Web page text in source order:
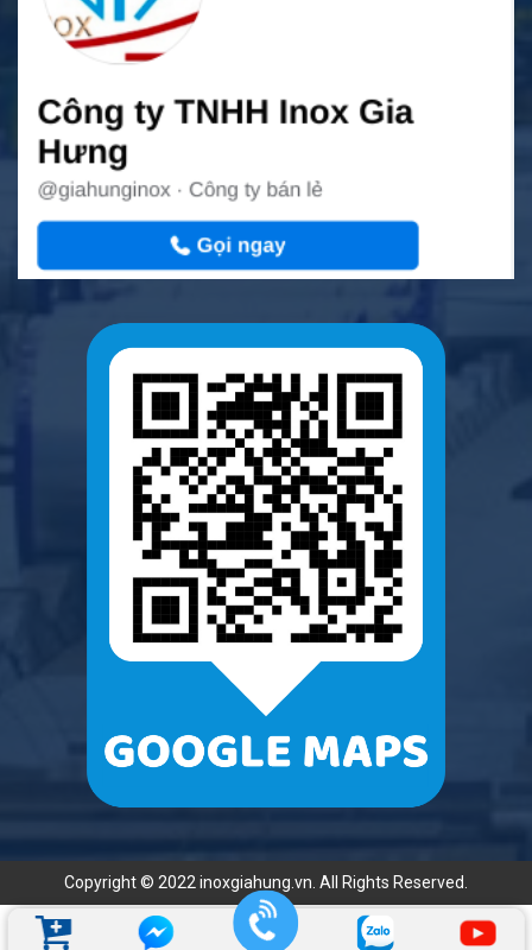
Copyright © 2022 inoxgiahung.vn. All Rights Reserved.